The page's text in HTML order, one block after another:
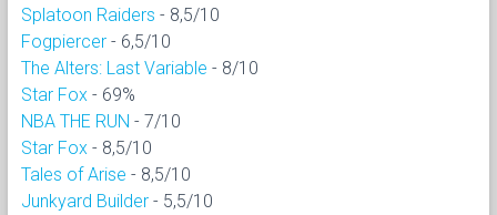
Splatoon Raiders - 8,5/10
Fogpiercer - 6,5/10
The Alters: Last Variable - 8/10
Star Fox - 69%
NBA THE RUN - 7/10
Star Fox - 8,5/10
Tales of Arise - 8,5/10
Junkyard Builder - 5,5/10